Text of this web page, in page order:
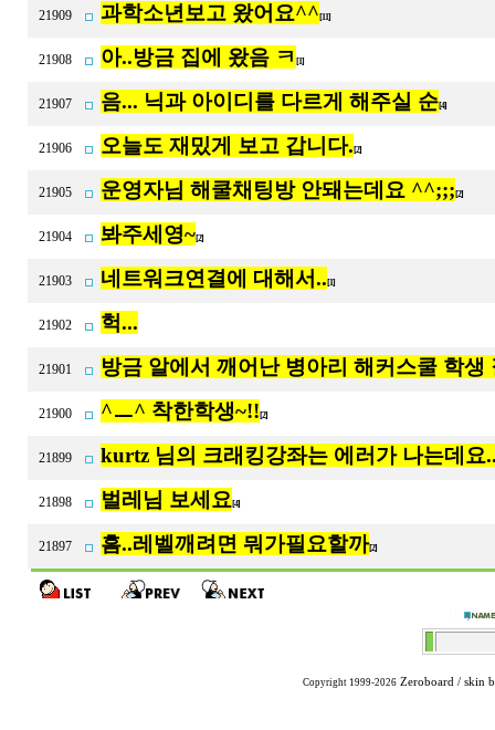
21909 과학소년보고 왔어요^^ [11]
21908 아..방금 집에 왔음 ㅋ [1]
21907 음... 닉과 아이디를 다르게 해주실 순[4]
21906 오늘도 재밌게 보고 갑니다. [2]
21905 운영자님 해쿨채팅방 안돼는데요 ^^;;; [2]
21904 봐주세영~[2]
21903 네트워크연결에 대해서.. [1]
21902 헉...
21901 방금 알에서 깨어난 병아리 해커스쿨 학생
21900 ^ㅡ^ 착한학생~!! [2]
21899 kurtz 님의 크래킹강좌는 에러가 나는데요
21898 벌레님 보세요[4]
21897 흠..레벨깨려면 뭐가필요할까[2]
Copyright 1999-2026 Zeroboard / skin